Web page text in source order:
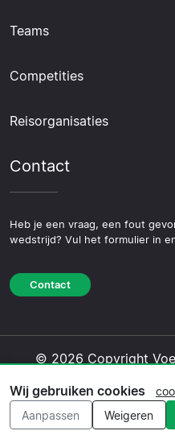
Teams
Competities
Reisorganisaties
Contact
Heb je een vraag, een fout
wedstrijd? Vul het formulier in
Contact
© 2026 Copyright
Wij gebruiken cookies
Aanpassen
Weigeren